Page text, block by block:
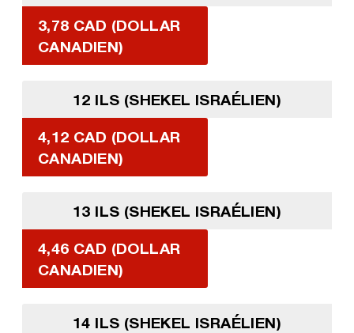
3,78 CAD (DOLLAR
CANADIEN)
12 ILS (SHEKEL ISRAÉLIEN)
4,12 CAD (DOLLAR
CANADIEN)
13 ILS (SHEKEL ISRAÉLIEN)
4,46 CAD (DOLLAR
CANADIEN)
14 ILS (SHEKEL ISRAÉLIEN)